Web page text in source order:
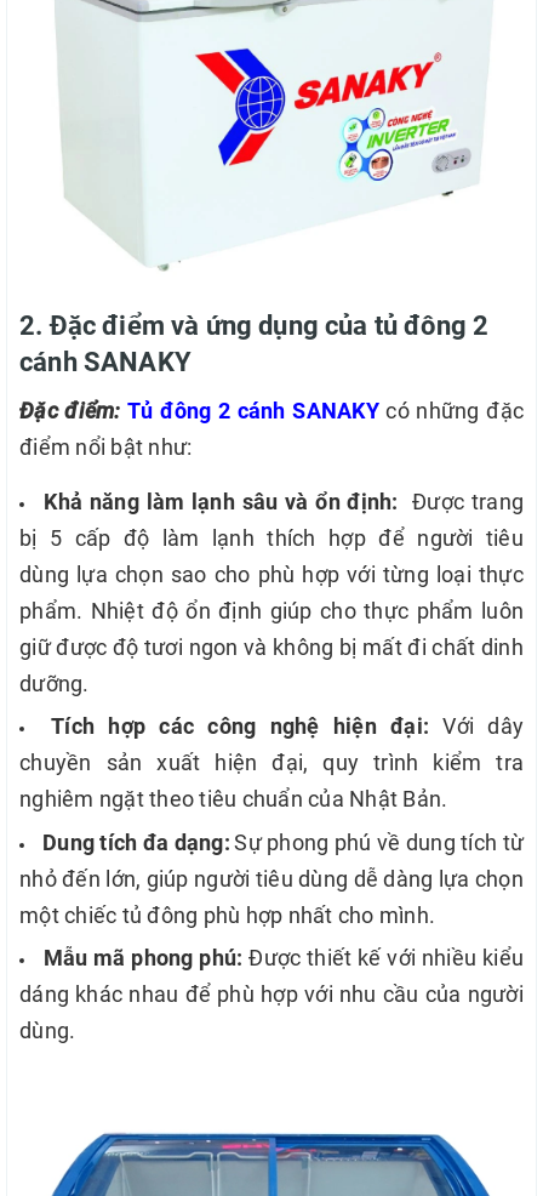
2. Đặc điểm và ứng dụng của tủ đông 2
cánh SANAKY
Đặc điểm:Tủ đông 2 cánh SANAKYcó những đặc
điểm nổi bật như:
Khả năng làm lạnh sâu và ổn định: Được trang
bị 5 cấp độ làm lạnh thích hợp để người tiêu
dùng lựa chọn sao cho phù hợp với từng loại thực
phẩm. Nhiệt độ ổn định giúp cho thực phẩm luôn
giữ được độ tươi ngon và không bị mất đi chất dinh
dưỡng.
Tích hợp các công nghệ hiện đại:Với dây
chuyền sản xuất hiện đại, quy trình kiểm tra
nghiêm ngặt theo tiêu chuẩn của Nhật Bản.
Dung tích đa dạng: Sự phong phú về dung tích từ
nhỏ đến lớn, giúp người tiêu dùng dễ dàng lựa chọn
một chiếc tủ đông phù hợp nhất cho mình.
Mẫu mã phong phú: Được thiết kế với nhiều kiểu
dáng khác nhau để phù hợp với nhu cầu của người
dùng.